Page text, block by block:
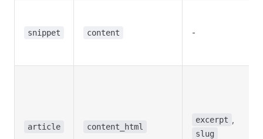
snippet content -
article content_html
excerpt
slug